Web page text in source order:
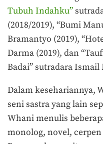
Tubuh Indahku”
(2018/2019), “Bumi
Bramantyo (2019),
Darma (2019), dan
Badai” sutradara Ismail
Dalam kesehariannya,
seni sastra yang lain
Whani menulis
monolog, novel,